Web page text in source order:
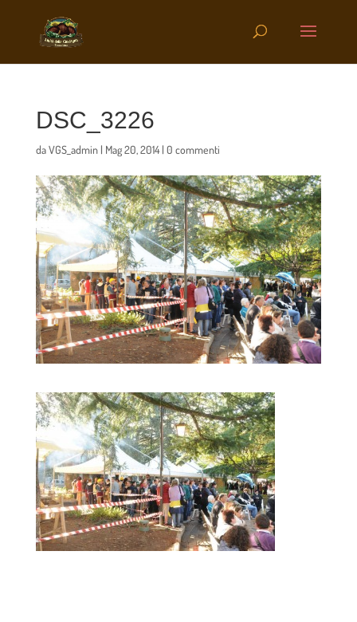
DSC_3226
daVGS_admin| Mag 20, 2014| 0 commenti